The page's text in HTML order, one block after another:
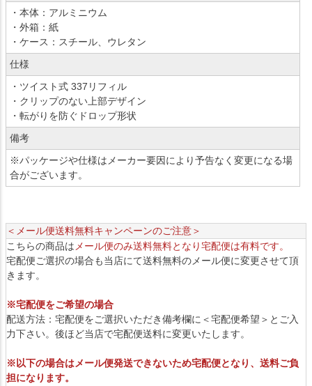
・本体：アルミニウム
・外箱：紙
・ケース：スチール、ウレタン
仕様
・ツイスト式 337リフィル
・クリップのない上部デザイン
・転がりを防ぐドロップ形状
備考
※パッケージや仕様はメーカー要因により予告なく変更になる場
合がございます。
＜メール便送料無料キャンペーンのご注意＞
こちらの商品は メール便のみ送料無料となり宅配便は有料です。
宅配便ご選択の場合も当店にて送料無料のメール便に変更させて頂
きます。
※宅配便をご希望の場合
配送方法：宅配便をご選択いただき備考欄に＜宅配便希望＞とご入
力下さい。後ほど当店で宅配便送料に変更いたします。
※以下の場合はメール便発送できないため宅配便となり、送料ご負
担になります。